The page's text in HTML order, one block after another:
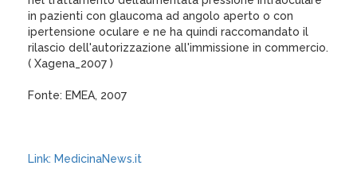
in pazienti con glaucoma ad angolo aperto o con
ipertensione oculare e ne ha quindi raccomandato il
rilascio dell'autorizzazione all'immissione in commercio.
( Xagena_2007 )
Fonte: EMEA, 2007
Link: MedicinaNews.it